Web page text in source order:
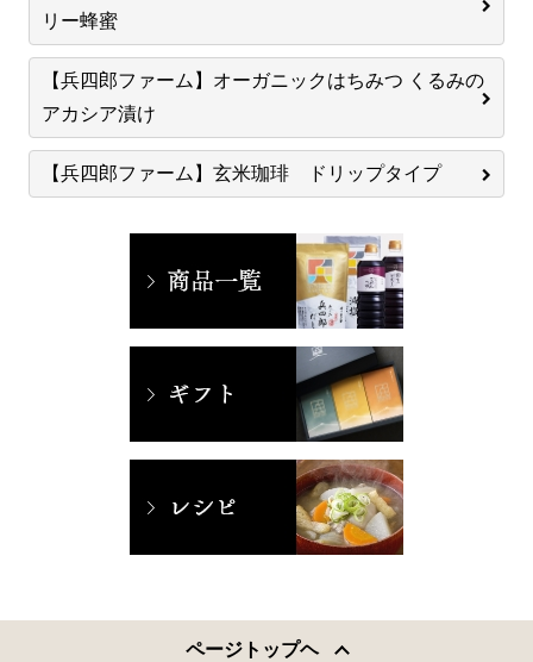
リー蜂蜜
【兵四郎ファーム】オーガニックはちみつ くるみの
アカシア漬け
【兵四郎ファーム】玄米珈琲 ドリップタイプ
ページトップヘ